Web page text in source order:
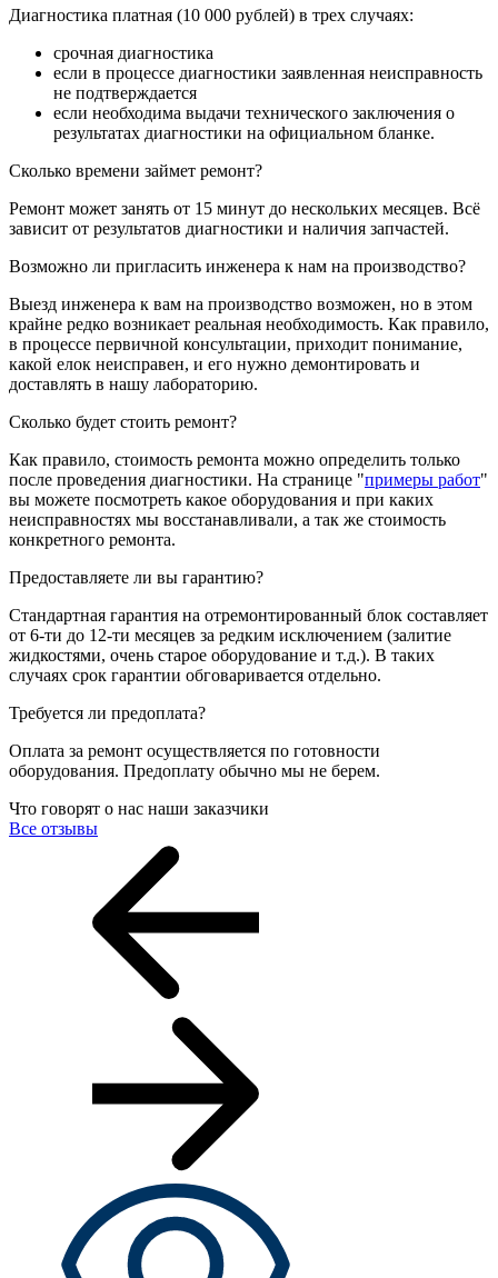
Диагностика платная (10 000 рублей) в трех случаях:
срочная диагностика
если в процессе диагностики заявленная неисправность
не подтверждается
если необходима выдачи технического заключения о
результатах диагностики на официальном бланке.
Сколько времени займет ремонт?
Ремонт может занять от 15 минут до нескольких месяцев. Всё
зависит от результатов диагностики и наличия запчастей.
Возможно ли пригласить инженера к нам на производство?
Выезд инженера к вам на производство возможен, но в этом
крайне редко возникает реальная необходимость. Как правило,
в процессе первичной консультации, приходит понимание,
какой елок неисправен, и его нужно демонтировать и
доставлять в нашу лабораторию.
Сколько будет стоить ремонт?
Как правило, стоимость ремонта можно определить только
после проведения диагностики. На странице "примеры работ"
вы можете посмотреть какое оборудования и при каких
неисправностях мы восстанавливали, а так же стоимость
конкретного ремонта.
Предоставляете ли вы гарантию?
Стандартная гарантия на отремонтированный блок составляет
от 6-ти до 12-ти месяцев за редким исключением (залитие
жидкостями, очень старое оборудование и т.д.). В таких
случаях срок гарантии обговаривается отдельно.
Требуется ли предоплата?
Оплата за ремонт осуществляется по готовности
оборудования. Предоплату обычно мы не берем.
Что говорят о нас наши заказчики
Все отзывы